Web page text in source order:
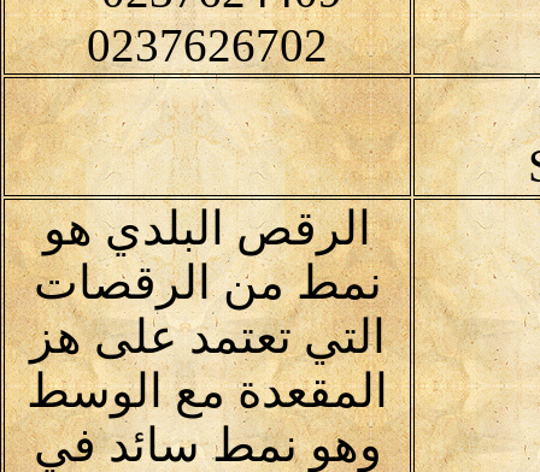
0237626702
الرقص البلدي هو
نمط من الرقصات
التي تعتمد على هز
المقعدة مع الوسط
وهو نمط سائد في